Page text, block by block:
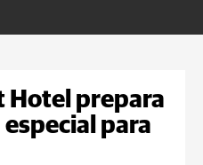
Hotel prepara
para